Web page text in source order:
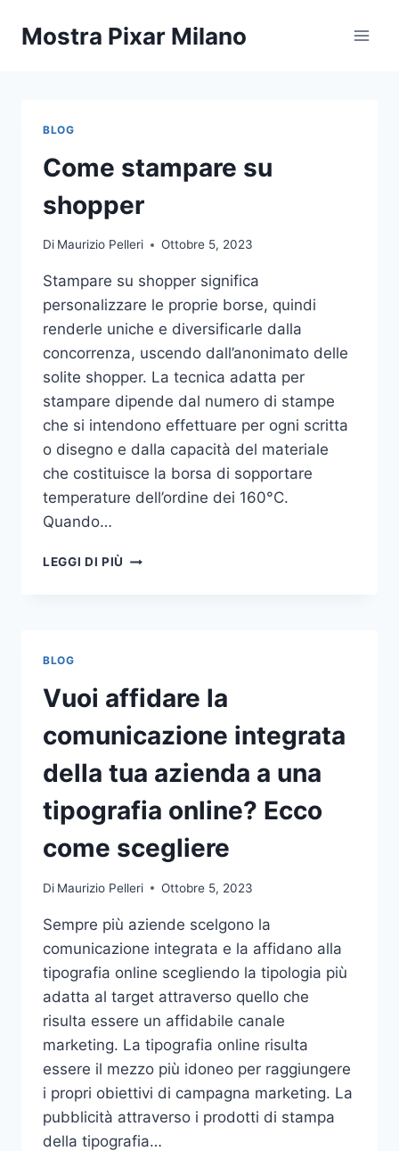
Mostra Pixar Milano
BLOG
Come stampare su
shopper
Di Maurizio Pelleri Ottobre 5, 2023
Stampare su shopper significa
personalizzare le proprie borse, quindi
renderle uniche e diversificarle dalla
concorrenza, uscendo dall’anonimato delle
solite shopper. La tecnica adatta per
stampare dipende dal numero di stampe
che si intendono effettuare per ogni scritta
o disegno e dalla capacità del materiale
che costituisce la borsa di sopportare
temperature dell’ordine dei 160°C.
Quando…
LEGGI DI PIÙ COME
BLOG
Vuoi affidare la
comunicazione integrata
della tua azienda a una
tipografia online? Ecco
come scegliere
Di Maurizio Pelleri Ottobre 5, 2023
Sempre più aziende scelgono la
comunicazione integrata e la affidano alla
tipografia online scegliendo la tipologia più
adatta al target attraverso quello che
risulta essere un affidabile canale
marketing. La tipografia online risulta
essere il mezzo più idoneo per raggiungere
i propri obiettivi di campagna marketing. La
pubblicità attraverso i prodotti di stampa
della tipografia…